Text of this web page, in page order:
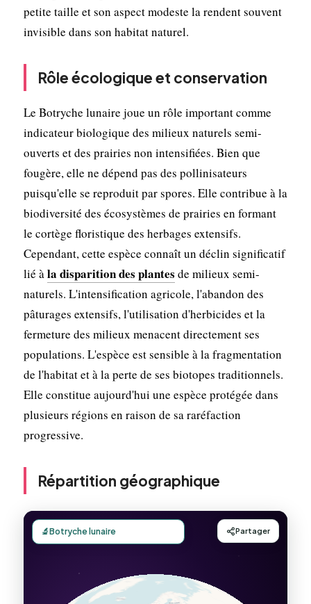
petite taille et son aspect modeste la rendent souvent
invisible dans son habitat naturel.
Rôle écologique et conservation
Le Botryche lunaire joue un rôle important comme
indicateur biologique des milieux naturels semi-
ouverts et des prairies non intensifiées. Bien que
fougère, elle ne dépend pas des pollinisateurs
puisqu'elle se reproduit par spores. Elle contribue à la
biodiversité des écosystèmes de prairies en formant
le cortège floristique des herbages extensifs.
Cependant, cette espèce connaît un déclin significatif
lié àla disparition des plantes de milieux semi-
naturels. L'intensification agricole, l'abandon des
pâturages extensifs, l'utilisation d'herbicides et la
fermeture des milieux menacent directement ses
populations. L'espèce est sensible à la fragmentation
de l'habitat et à la perte de ses biotopes traditionnels.
Elle constitue aujourd'hui une espèce protégée dans
plusieurs régions en raison de sa raréfaction
progressive.
Répartition géographique